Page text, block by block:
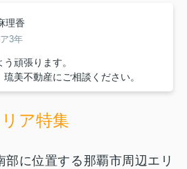
理香
3年
頑張ります。
美不動産にご相談ください。
ア特集
部に位置する那覇市周辺エリ